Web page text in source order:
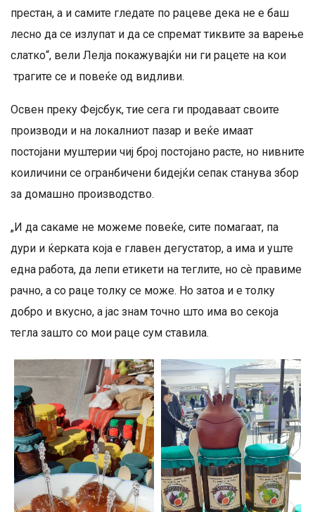
престан, а и самите гледате по рацеве дека не е баш
лесно да се излупат и да се спремат тиквите за варење
слатко“, вели Лелја покажувајќи ни ги рацете на кои
трагите се и повеќе од видливи.
Освен преку Фејсбук, тие сега ги продаваат своите
производи и на локалниот пазар и веќе имаат
постојани муштерии чиј број постојано расте, но нивните
коиличини се огранбичени бидејќи сепак станува збор
за домашно производство.
„И да сакаме не можеме повеќе, сите помагаат, па
дури и ќерката која е главен дегустатор, а има и уште
една работа, да лепи етикети на теглите, но сѐ правиме
рачно, а со раце толку се може. Но затоа и е толку
добро и вкусно, а јас знам точно што има во секоја
тегла зашто со мои раце сум ставила.